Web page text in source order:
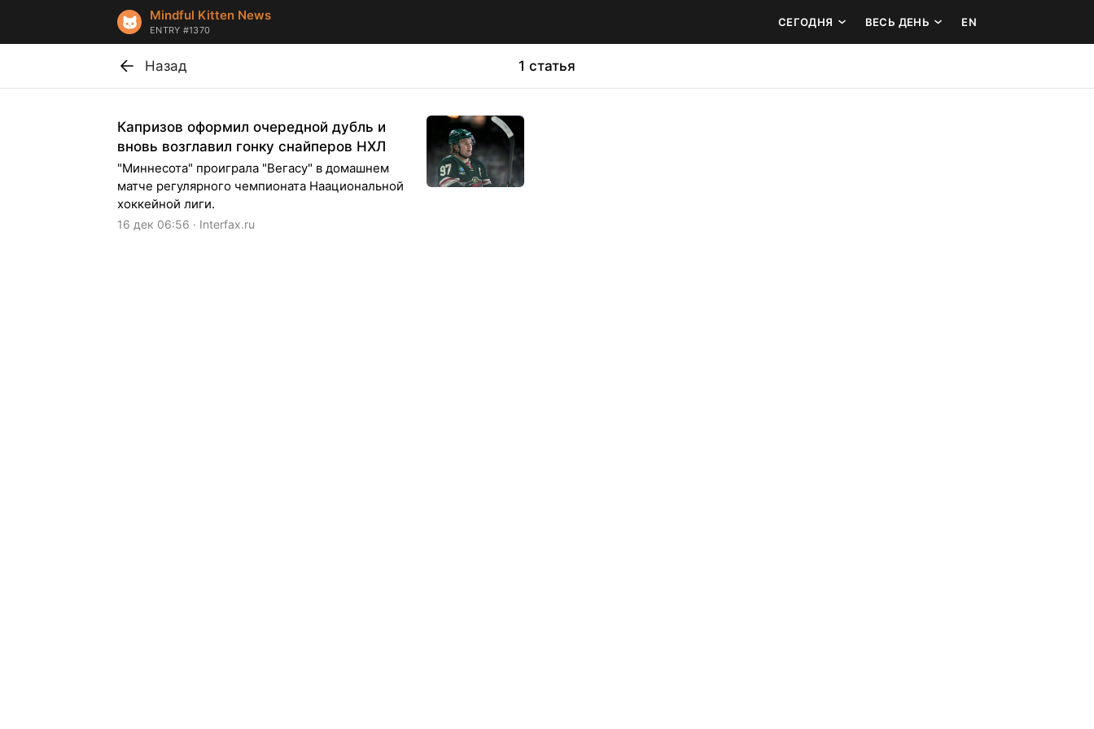
Mindful Kitten News
ENTRY #1370
СЕГОДНЯ ВЕСЬ ДЕНЬ EN
Назад 1 статья
Капризов оформил очередной дубль и
вновь возглавил гонку снайперов НХЛ
"Миннесота" проиграла "Вегасу" в домашнем
матче регулярного чемпионата Наациональной
хоккейной лиги.
16 дек 06:56 · Interfax.ru